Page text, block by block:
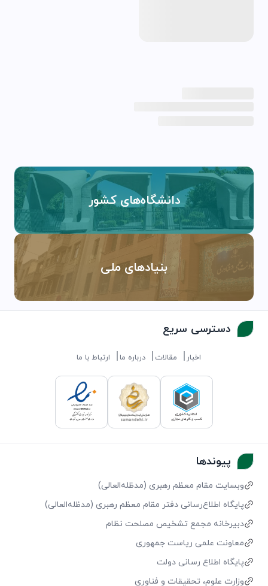
دانشگاه‌های کشور
بنیادهای ملی
دسترسی سریع
اخبار مقالات درباره ما ارتباط با ما
پیوندها
وبسایت مقام معظم رهبری (مد‌ظله‌العالی)
پایگاه اطلاع‌رسانی دفتر مقام معظم رهبری (مد‌ظله‌العالی)
دبیرخانه مجمع تشخیص مصلحت نظام
معاونت علمی ریاست جمهوری
پایگاه اطلاع رسانی دولت
وزارت علوم، تحقیقات و فناوری